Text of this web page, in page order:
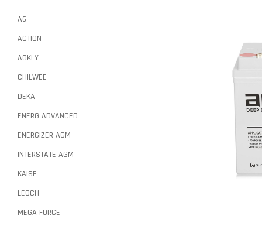
A6
ACTION
AOKLY
CHILWEE
DEKA
ENERG ADVANCED
ENERGIZER AGM
INTERSTATE AGM
KAISE
LEOCH
MEGA FORCE